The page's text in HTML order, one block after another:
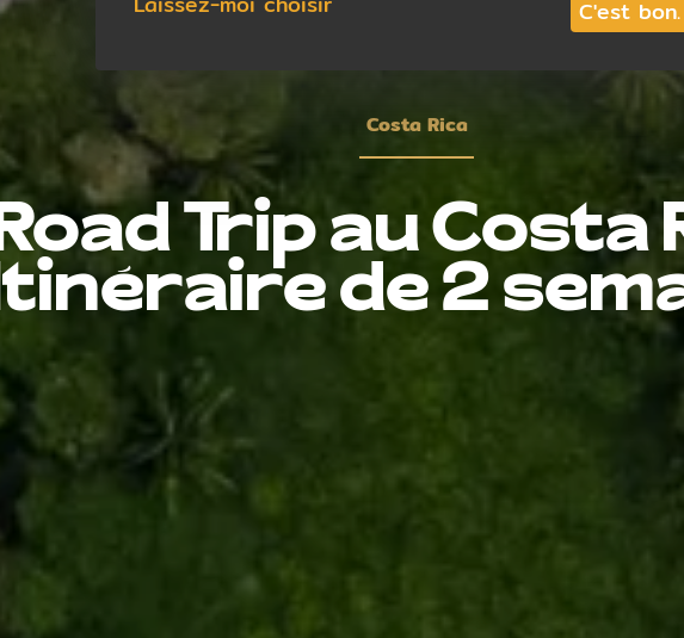
Costa Rica
Road Trip au Costa
Itinéraire de 2
C'est bon.